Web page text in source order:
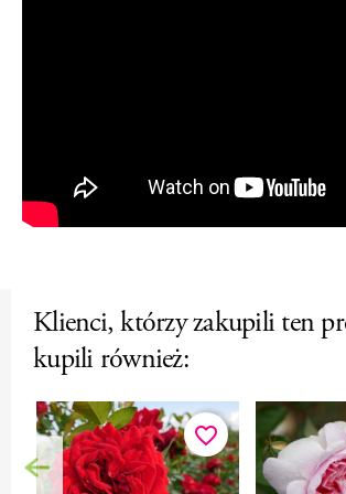
Klienci, którzy zakupili ten
kupili również:
favorite_border
Poprzedni